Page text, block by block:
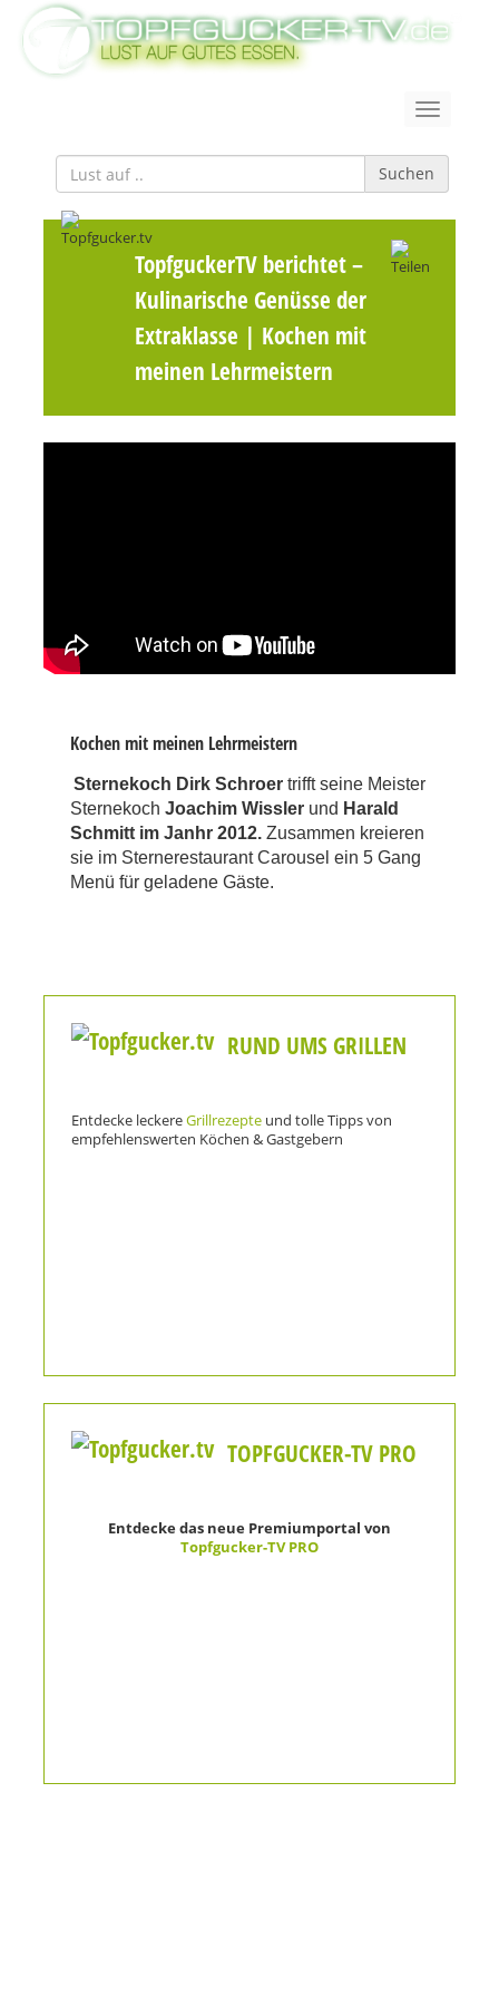
Suchen
TopfguckerTV berichtet–
Kulinarische Genüsse der
Extraklasse | Kochen mit
meinen Lehrmeistern
Kochen mit meinen Lehrmeistern
Sternekoch Dirk Schroer trifft seine Meister
Sternekoch Joachim Wissler und Harald
Schmitt im Janhr 2012. Zusammen kreieren
sie im Sternerestaurant Carousel ein 5 Gang
Menü für geladene Gäste.
RUND UMS GRILLEN
Entdecke leckereGrillrezepte und tolle Tipps von
empfehlenswerten Köchen & Gastgebern
TOPFGUCKER-TV PRO
Entdecke das neue Premiumportal von
Topfgucker-TV PRO